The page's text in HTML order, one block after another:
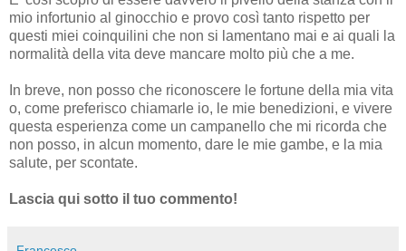
mio infortunio al ginocchio e provo così tanto rispetto per
questi miei coinquilini che non si lamentano mai e ai quali la
normalità della vita deve mancare molto più che a me.
In breve, non posso che riconoscere le fortune della mia vita
o, come preferisco chiamarle io, le mie benedizioni, e vivere
questa esperienza come un campanello che mi ricorda che
non posso, in alcun momento, dare le mie gambe, e la mia
salute, per scontate.
Lascia qui sotto il tuo commento!